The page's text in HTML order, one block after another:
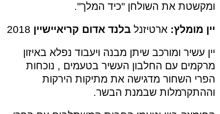
ומקשטת את השולחן "כיד המלך".
יין מומלץ: ארטיזנל בלנד אדום קריאיישיין
יין עשיר ומורכב שיתן מבנה ויעבוד נפלא באיזון
מרקמים עם החלבון העשיר בטעמים , נוכחות
הפרי השחור מדגישה את מתיקות הירקות
וההתקרמלות שבמנת הבשר.